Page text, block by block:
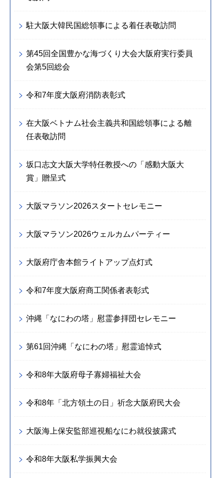
駐大阪大韓民国総領事による着任表敬訪問
第45回全国豊かな海づくり大会大阪府実行委員
会第5回総会
令和7年度大阪府消防表彰式
在大阪ベトナム社会主義共和国総領事による離
任表敬訪問
坂口志文大阪大学特任教授への「感動大阪大
賞」贈呈式
大阪マラソン2026スタートセレモニー
大阪マラソン2026ウェルカムパーティー
大阪府庁舎本館ライトアップ点灯式
令和7年度大阪府商工関係者表彰式
沖縄「なにわの塔」慰霊参拝団セレモニー
第61回沖縄「なにわの塔」慰霊追悼式
令和8年大阪府母子寡婦福祉大会
令和8年「北方領土の日」祈念大阪府民大会
大阪海上保安監部巡視船なにわ就役披露式
令和8年大阪私学振興大会